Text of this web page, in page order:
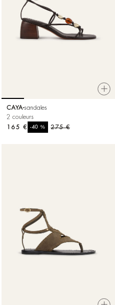
CAYA sandales
2 couleurs
275 €
-40%
165 €